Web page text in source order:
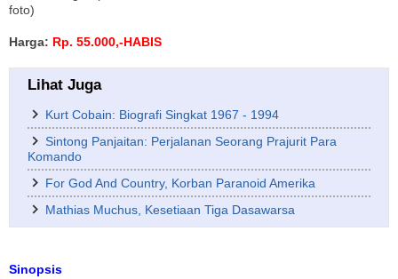
foto)
Harga: Rp. 55.000,-HABIS
Lihat Juga
Kurt Cobain: Biografi Singkat 1967 - 1994
Sintong Panjaitan: Perjalanan Seorang Prajurit Para
Komando
For God And Country, Korban Paranoid Amerika
Mathias Muchus, Kesetiaan Tiga Dasawarsa
Sinopsis